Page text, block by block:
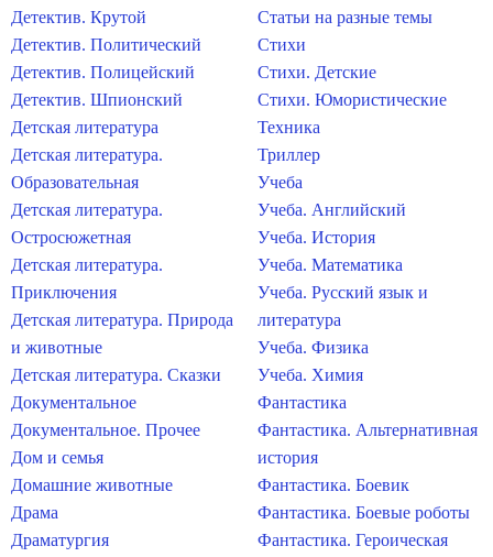
Детектив. Крутой
Детектив. Политический
Детектив. Полицейский
Детектив. Шпионский
Детская литература
Детская литература.
Образовательная
Детская литература.
Остросюжетная
Детская литература.
Приключения
Детская литература. Природа
и животные
Детская литература. Сказки
Документальное
Документальное. Прочее
Дом и семья
Домашние животные
Драма
Драматургия
Статьи на разные темы
Стихи
Стихи. Детские
Стихи. Юмористические
Техника
Триллер
Учеба
Учеба. Английский
Учеба. История
Учеба. Математика
Учеба. Русский язык и
литература
Учеба. Физика
Учеба. Химия
Фантастика
Фантастика. Альтернативная
история
Фантастика. Боевик
Фантастика. Боевые роботы
Фантастика. Героическая